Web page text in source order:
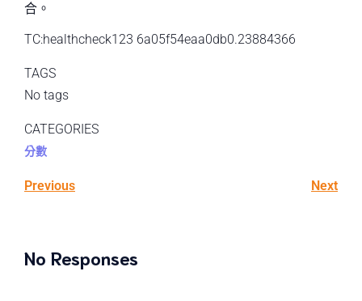
合。
TC:healthcheck123 6a05f54eaa0db0.23884366
TAGS
No tags
CATEGORIES
分數
Previous Next
No Responses